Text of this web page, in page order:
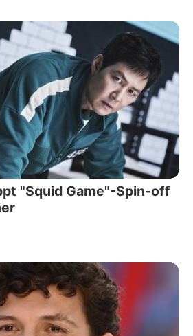
"Squid Game"-Spin-off